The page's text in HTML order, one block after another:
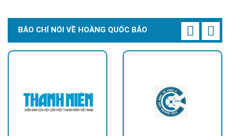
BÁO CHÍ NÓI VỀ HOÀNG QUỐC BẢO